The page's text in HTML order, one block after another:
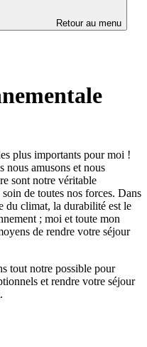
Retour au menu
plus importants pour moi !
nous amusons et nous
sont notre véritable
de toutes nos forces. Dans
du climat, la durabilité est le
; moi et toute mon
de rendre votre séjour
tout notre possible pour
et rendre votre séjour